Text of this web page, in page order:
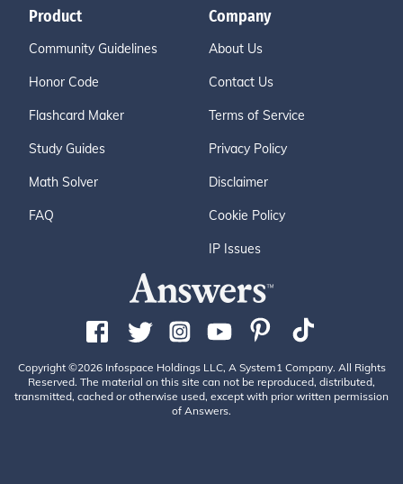
Product
Community Guidelines
Honor Code
Flashcard Maker
Study Guides
Math Solver
FAQ
Company
About Us
Contact Us
Terms of Service
Privacy Policy
Disclaimer
Cookie Policy
IP Issues
Copyright ©2026 Infospace Holdings LLC, A System1 Company. All Rights
Reserved. The material on this site can not be reproduced, distributed,
transmitted, cached or otherwise used, except with prior written permission
of Answers.